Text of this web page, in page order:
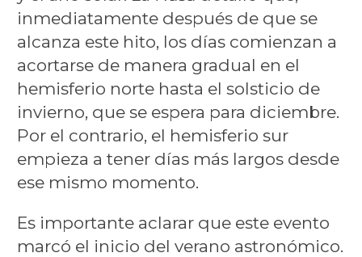
inmediatamente después de que se
alcanza este hito, los días comienzan a
acortarse de manera gradual en el
hemisferio norte hasta el solsticio de
invierno, que se espera para diciembre.
Por el contrario, el hemisferio sur
empieza a tener días más largos desde
ese mismo momento.
Es importante aclarar que este evento
marcó el inicio del verano astronómico.